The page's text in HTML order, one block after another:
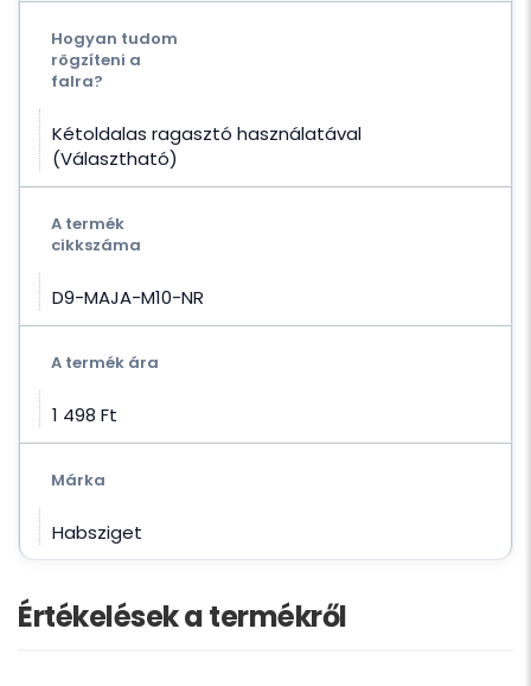
Hogyan tudom
rögzíteni a
falra?
Kétoldalas ragasztó használatával
(Választható)
A termék
cikkszáma
D9-MAJA-M10-NR
A termék ára
1 498 Ft‎
Márka
Habsziget
Értékelések a termékről